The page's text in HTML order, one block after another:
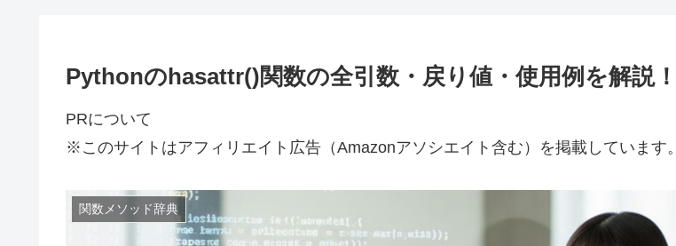
Pythonのhasattr()関数の全引数・戻り値・使用例を解説！
PRについて
※このサイトはアフィリエイト広告（Amazonアソシエイト含む）を掲載しています。
関数メソッド辞典